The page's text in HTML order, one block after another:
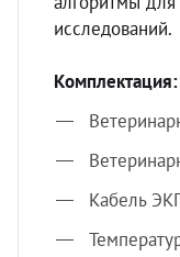
исследований.
Комплектация:
Кабель